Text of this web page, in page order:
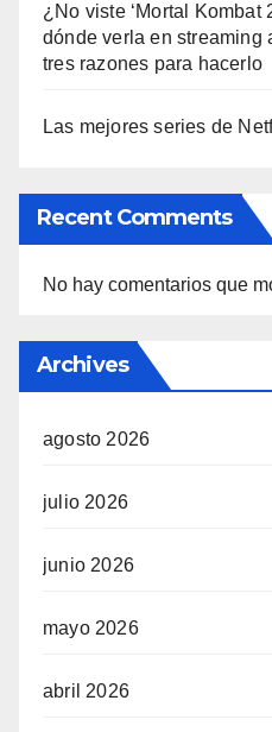
¿No viste ‘Mortal Kombat
dónde verla en streaming
tres razones para hacerlo
Las mejores series de
Recent Comments
No hay comentarios que
Archives
agosto 2026
julio 2026
junio 2026
mayo 2026
abril 2026